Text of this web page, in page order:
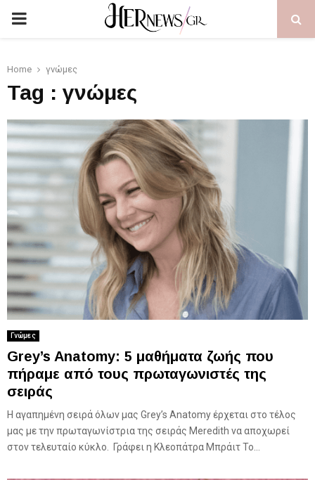
PRIMARY
Home γνώμες
Tag : γνώμες
Γνώμες
Grey’s Anatomy: 5 μαθήματα ζωής που
πήραμε από τους πρωταγωνιστές της
σειράς
Η αγαπημένη σειρά όλων μας Grey’s Anatomy έρχεται στο τέλος
μας με την πρωταγωνίστρια της σειράς Meredith να αποχωρεί
στον τελευταίο κύκλο. Γράφει η Kλεοπάτρα Μπράιτ Το...